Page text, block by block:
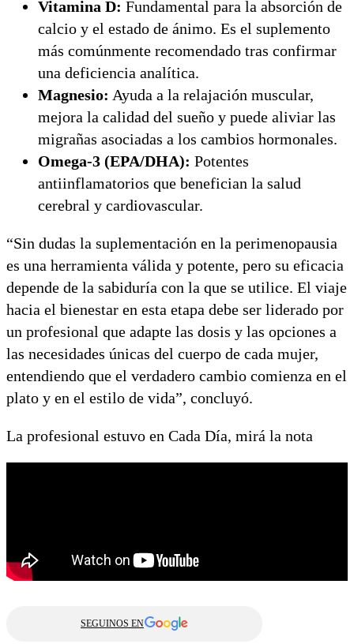
Vitamina D: Fundamental para la absorción de
calcio y el estado de ánimo. Es el suplemento
más comúnmente recomendado tras confirmar
una deficiencia analítica.
Magnesio: Ayuda a la relajación muscular,
mejora la calidad del sueño y puede aliviar las
migrañas asociadas a los cambios hormonales.
Omega-3 (EPA/DHA): Potentes
antiinflamatorios que benefician la salud
cerebral y cardiovascular.
“Sin dudas la suplementación en la perimenopausia
es una herramienta válida y potente, pero su eficacia
depende de la sabiduría con la que se utilice. El viaje
hacia el bienestar en esta etapa debe ser liderado por
un profesional que adapte las dosis y las opciones a
las necesidades únicas del cuerpo de cada mujer,
entendiendo que el verdadero cambio comienza en el
plato y en el estilo de vida”, concluyó.
La profesional estuvo en Cada Día, mirá la nota
SEGUINOS EN